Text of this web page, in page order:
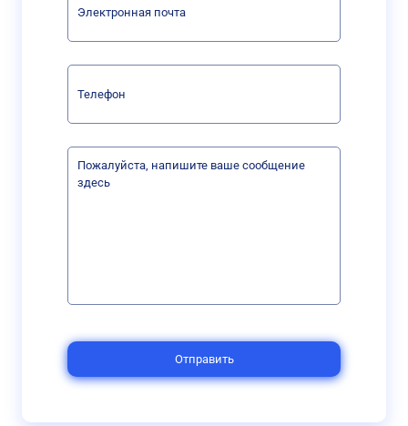
Отправить